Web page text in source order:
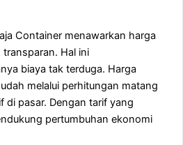
Container menawarkan harga
Hal ini
biaya tak terduga. Harga
melalui perhitungan matang
di pasar. Dengan tarif yang
pertumbuhan ekonomi